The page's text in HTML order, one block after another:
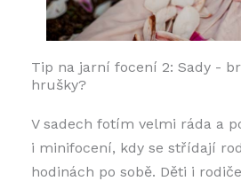
Tip na jarní focení 2: Sady -
hrušky?
V sadech fotím velmi ráda a
i minifocení, kdy se střídají
hodinách po sobě. Děti i